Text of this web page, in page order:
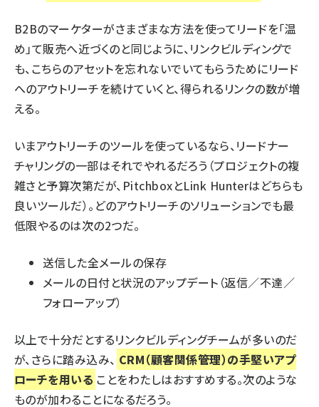
B2Bのマーケターがさまざまな方法を使ってリードを「温
め」て販売へ近づくのと同じように、リンクビルディングで
も、こちらのアセットを忘れないでいてもらうためにリード
へのアウトリーチを続けていくと、得られるリンクの数が増
える。
いまアウトリーチのツールを使っているなら、リードナー
チャリングの一部はそれでやれるだろう（プロジェクトの複
雑さと予算次第だが、 PitchboxとLink Hunterはどちらも
良いツールだ）。どのアウトリーチのソリューションでも最
低限やるのは次の2つだ。
送信した全メールの保存
メールの日付と状況のアップデート（返信／不達／
フォローアップ）
以上で十分だとするリンクビルディングチームが多いのだ
が、さらに踏み込み、 CRM（顧客関係管理）の手堅いアプ
ローチを用いる ことをわたしはおすすめする。次のような
ものが加わることになるだろう。